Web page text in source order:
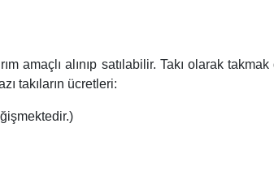
alınıp satılabilir. Takı olarak takmak
takıların ücretleri: